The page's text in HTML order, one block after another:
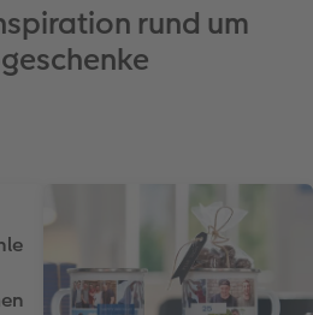
rund um